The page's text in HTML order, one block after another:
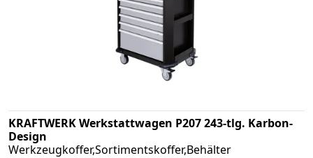
KRAFTWERK Werkstattwagen P207 243-tlg. Karbon-
Design
Werkzeugkoffer,Sortimentskoffer,Behälter